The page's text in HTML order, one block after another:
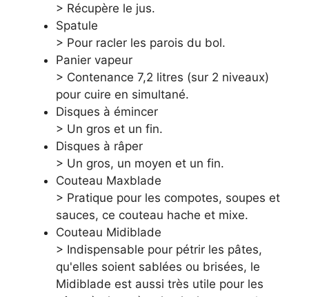
> Récupère le jus.
Spatule
> Pour racler les parois du bol.
Panier vapeur
> Contenance 7,2 litres (sur 2 niveaux)
pour cuire en simultané.
Disques à émincer
> Un gros et un fin.
Disques à râper
> Un gros, un moyen et un fin.
Couteau Maxblade
> Pratique pour les compotes, soupes et
sauces, ce couteau hache et mixe.
Couteau Midiblade
> Indispensable pour pétrir les pâtes,
qu'elles soient sablées ou brisées, le
Midiblade est aussi très utile pour les